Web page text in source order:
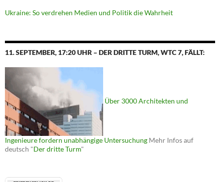
Ukraine: So verdrehen Medien und Politik die Wahrheit
11. SEPTEMBER, 17:20 UHR – DER DRITTE TURM, WTC 7, FÄLLT:
Über 3000 Architekten und
Ingenieure fordern unabhängige Untersuchung Mehr Infos auf
deutsch "Der dritte Turm"